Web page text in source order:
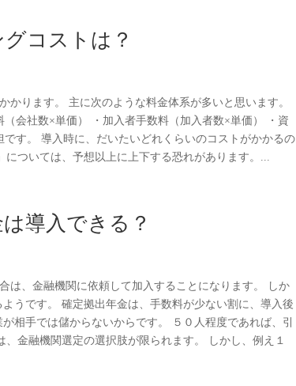
コストは？
ります。 主に次のような料金体系が多いと思います。
会社数×単価） ・加入者手数料（加入者数×単価） ・資
す。 導入時に、だいたいどれくらいのコストがかかるの
ついては、予想以上に上下する恐れがあります。...
導入できる？
は、金融機関に依頼して加入することになります。 しか
うです。 確定拠出年金は、手数料が少ない割に、導入後
相手では儲からないからです。 ５０人程度であれば、引
金融機関選定の選択肢が限られます。 しかし、例え１